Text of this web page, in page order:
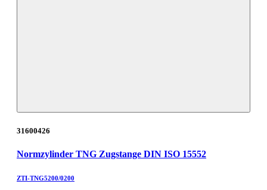
31600426
Normzylinder TNG Zugstange DIN ISO 15552
ZTI-TNG5200/0200